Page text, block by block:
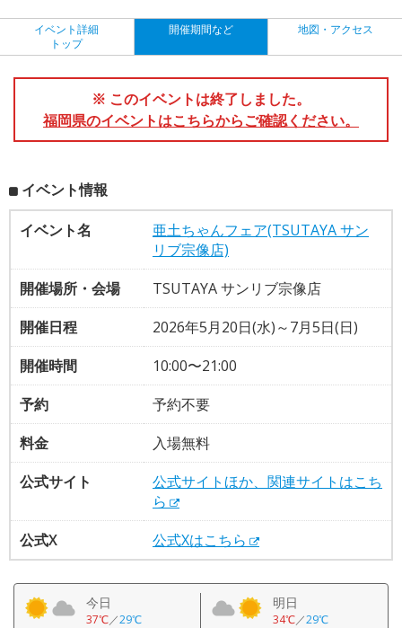
イベント詳細
トップ
開催期間など 地図・アクセス
※ このイベントは終了しました。
福岡県のイベントはこちらからご確認ください。
イベント情報
イベント名
亜土ちゃんフェア(TSUTAYA サン
リブ宗像店)
開催場所・会場
TSUTAYA サンリブ宗像店
開催日程
2026年5月20日(水)～7月5日(日)
開催時間
10:00〜21:00
予約
予約不要
料金
入場無料
公式サイト
公式サイトほか、関連サイトはこち
ら
公式X
公式Xはこちら
今日
37℃／29℃
明日
34℃／29℃